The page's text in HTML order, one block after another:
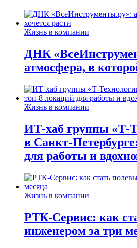
Жизнь в компании
ДНК
атмосфера, в
Жизнь в компании
ИТ-хаб группы «Т-
в Санкт-
для работы и
Жизнь в компании
РТК-Сервис: как
инженером за три